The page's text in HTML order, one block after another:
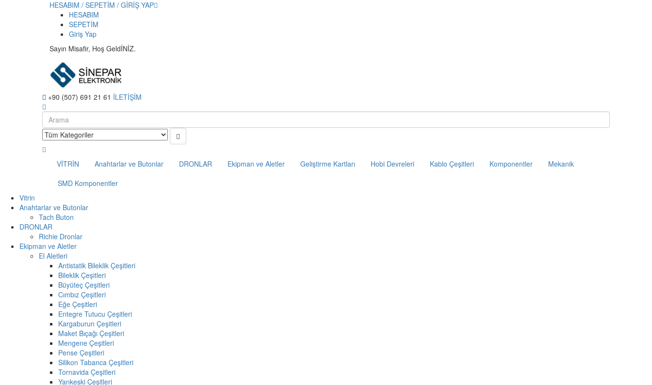
HESABIM / SEPETİM / GİRİŞ YAP
HESABIM
SEPETİM
Giriş Yap
Sayın Misafir, Hoş GeldİNİZ.
+90 (507) 691 21 61 İLETİŞİM
VİTRİN Anahtarlar ve Butonlar DRONLAR Ekipman ve Aletler Geliştirme Kartları Hobi Devreleri Kablo Çeşitleri Komponentler
Mekanik
SMD Komponentler
Vitrin
Anahtarlar ve Butonlar
Tach Buton
DRONLAR
Richie Dronlar
Ekipman ve Aletler
El Aletleri
Antistatik Bileklik Çeşitleri
Bileklik Çeşitleri
Büyüteç Çeşitleri
Cımbız Çeşitleri
Eğe Çeşitleri
Entegre Tutucu Çeşitleri
Kargaburun Çeşitleri
Maket Bıçağı Çeşitleri
Mengene Çeşitleri
Pense Çeşitleri
Silikon Tabanca Çeşitleri
Tornavida Çeşitleri
Yankeski Çeşitleri